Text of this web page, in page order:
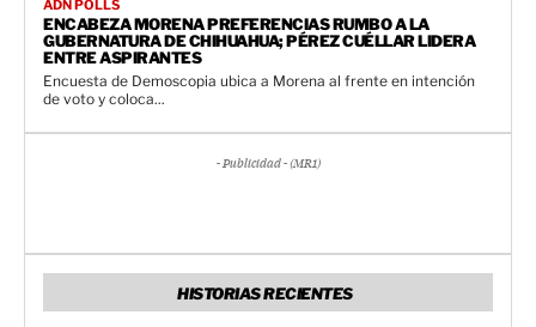
ADN POLLS
ENCABEZA MORENA PREFERENCIAS RUMBO A LA
GUBERNATURA DE CHIHUAHUA; PÉREZ CUÉLLAR LIDERA
ENTRE ASPIRANTES
Encuesta de Demoscopia ubica a Morena al frente en intención
de voto y coloca...
- Publicidad - (MR1)
HISTORIAS RECIENTES